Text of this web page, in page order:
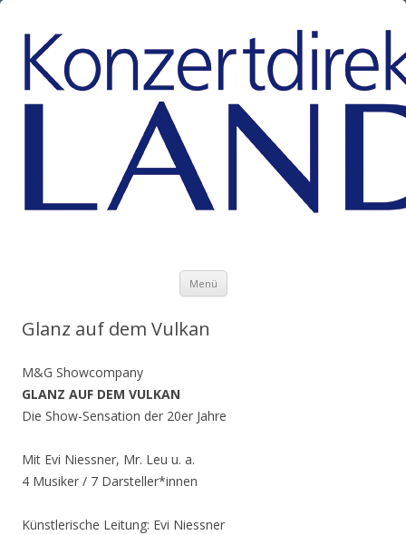
Menü
Glanz auf dem Vulkan
M&G Showcompany
GLANZ AUF DEM VULKAN
Die Show-Sensation der 20er Jahre
Mit Evi Niessner, Mr. Leu u. a.
4 Musiker / 7 Darsteller*innen
Künstlerische Leitung: Evi Niessner